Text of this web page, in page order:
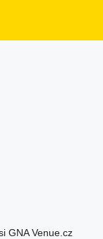
GNA Venue.cz